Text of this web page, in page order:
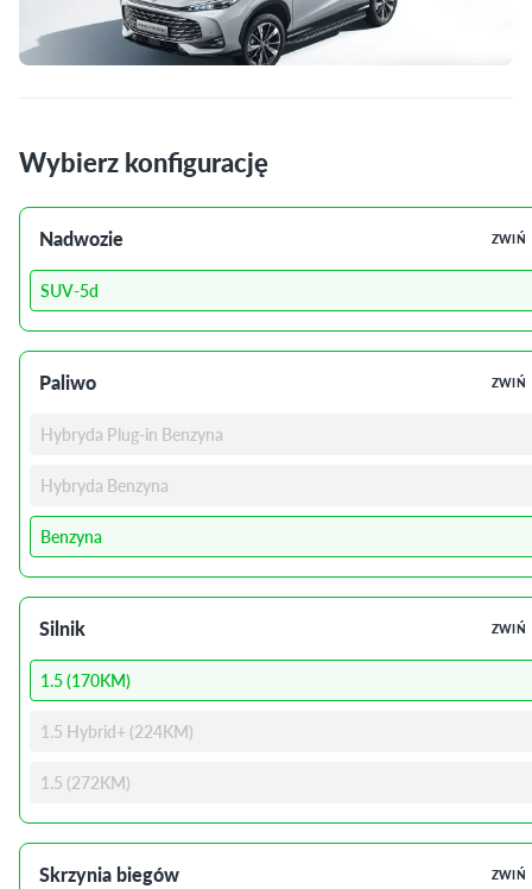
Wybierz konfigurację
Nadwozie ZWIŃ
SUV-5d
Paliwo ZWIŃ
Hybryda Plug-in Benzyna
Hybryda Benzyna
Benzyna
Silnik ZWIŃ
1.5 (170KM)
1.5 Hybrid+ (224KM)
1.5 (272KM)
Skrzynia biegów ZWIŃ